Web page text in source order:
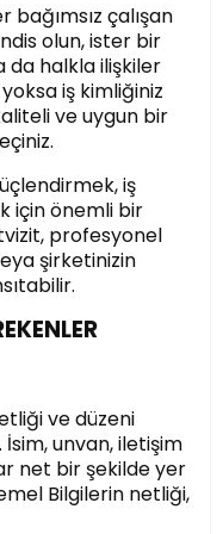
çalışan
olun, ister bir
halkla ilişkiler
iş kimliğiniz
ve uygun bir
iş
için önemli bir
profesyonel
şirketinizin
ve düzeni
İsim, unvan, iletişim
net bir şekilde yer
Bilgilerin netliği,